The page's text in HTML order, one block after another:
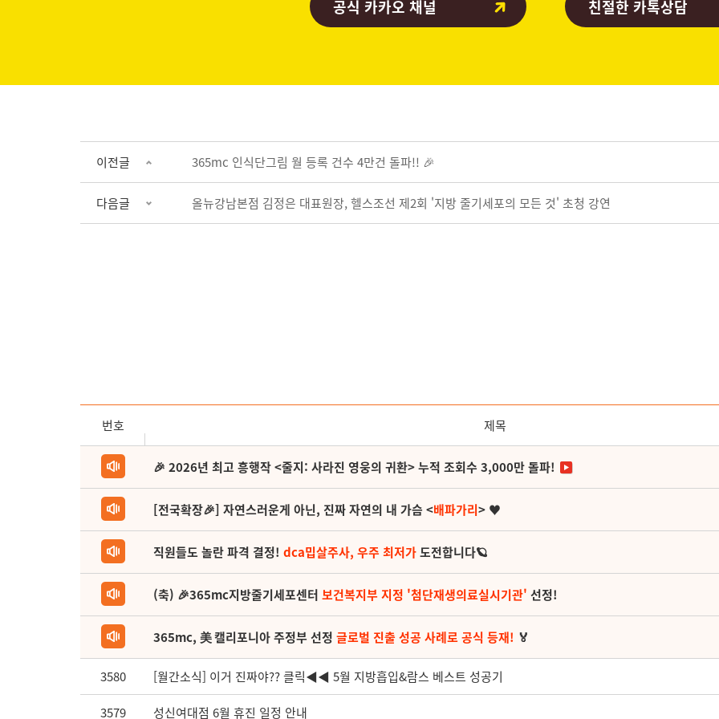
공식 카카오 채널 친절한 카톡상담
이전글 365mc 인식단그림 월 등록 건수 4만건 돌파!! 🎉
다음글 올뉴강남본점 김정은 대표원장, 헬스조선 제2회 '지방 줄기세포의 모든 것' 초청 강연
번호 제목
🎉 2026년 최고 흥행작 <줄지: 사라진 영웅의 귀환> 누적 조회수 3,000만 돌파!
[전국확장🎉] 자연스러운게 아닌, 진짜 자연의 내 가슴 <배파가리> ♥
직원들도 놀란 파격 결정! dca밉살주사, 우주 최저가도전합니다🪐
(축) 🎉365mc지방줄기세포센터 보건복지부 지정 '첨단재생의료실시기관' 선정!
365mc, 美 캘리포니아 주정부 선정 글로벌 진출 성공 사례로 공식 등재! 🏅
3580 [월간소식] 이거 진짜야?? 클릭◀◀ 5월 지방흡입&람스 베스트 성공기
3579 성신여대점 6월 휴진 일정 안내